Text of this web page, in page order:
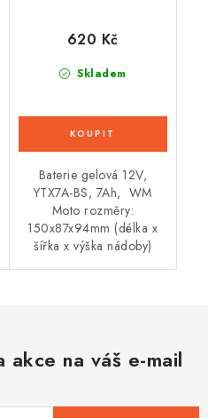
Skladem
620 Kč
Baterie gelová 12V,
YTX7A-BS, 7Ah, WM
Moto rozměry:
150x87x94mm (délka x
šířka x výška nádoby)
na váš e-mail